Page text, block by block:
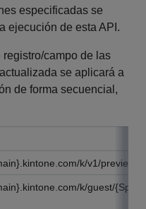
especificadas se
ejecución de esta API.
campo de las
se aplicará a
de forma secuencial,
k/v1/preview/
k/guest/